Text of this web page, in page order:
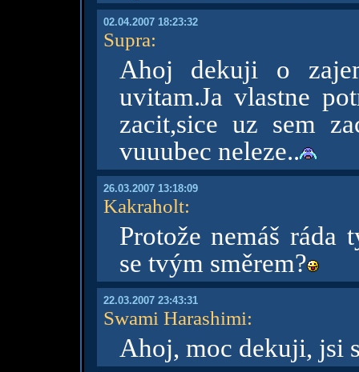
02.04.2007 18:23:32
Supra:
Ahoj dekuji o
uvitam.Ja vlastne
zacit,sice uz sem
vuuubec neleze..
26.03.2007 13:18:09
Kakraholt:
Protože nemáš
se tvým směrem?
22.03.2007 23:43:31
Swami Harashimi:
Ahoj, moc dekuji, jsi